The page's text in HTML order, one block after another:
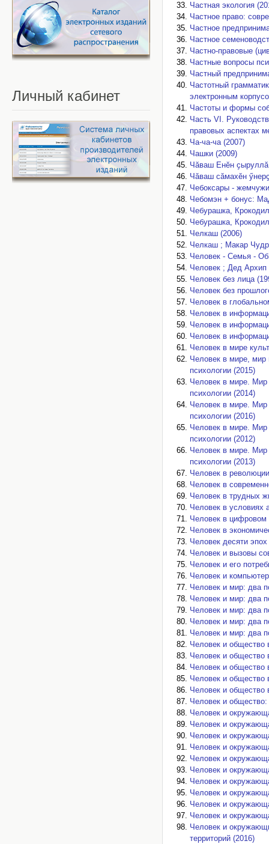
Частная экология
Частное право:
Частное
Частное
Частно-правовые
Частные вопросы
Частный
Частотный
электронным
Частоты и формы
Часть VI.
правовых аспектах
Ча-ча-ча (2007)
Чашки (2009)
Чӑваш Енӗн ҫыруллӑ
Чӑваш сӑмахӗн
Чебоксары -
Чебомэн + бонус:
Чебурашка,
Чебурашка,
Челкаш (2006)
Челкаш ; Макар
Человек - Семья -
Человек ; Дед
Человек без лица
Человек без
Человек в
Человек в
Человек в
Человек в
Человек в мире
Человек в мире, мир
психологии (2015)
Человек в мире. Мир
психологии (2014)
Человек в мире. Мир
психологии (2016)
Человек в мире. Мир
психологии (2012)
Человек в мире. Мир
психологии (2013)
Человек в
Человек в
Человек в трудных
Человек в условиях
Человек в цифровом
Человек в
Человек десяти эпох
Человек и вызовы
Человек и его
Человек и
Человек и мир: два
Человек и мир: два
Человек и мир: два
Человек и мир: два
Человек и мир: два
Человек и общество
Человек и общество
Человек и общество
Человек и общество
Человек и общество
Человек и
Человек и
Человек и
Человек и
Человек и
Человек и
Человек и
Человек и
Человек и
Человек и
Человек и
Человек и
территорий (2016)
Личный кабинет